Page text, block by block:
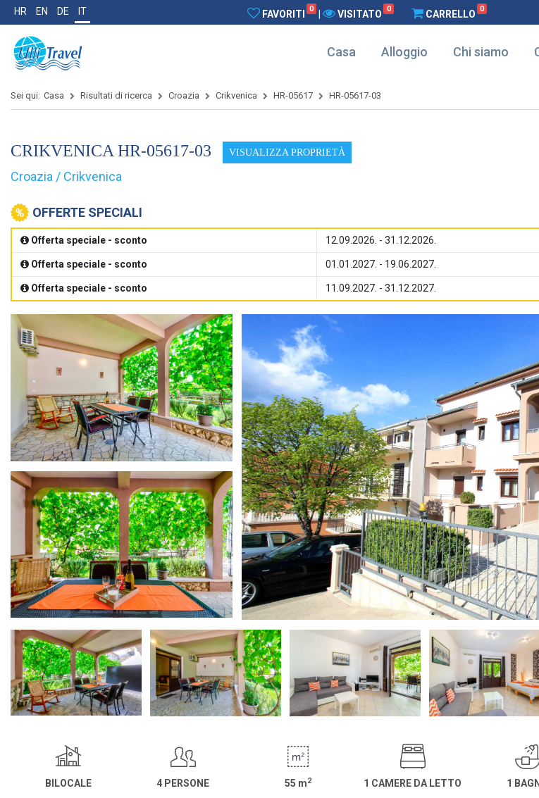
HR EN DE IT FAVORITI 0 VISITATO 0 CARRELLO 0
Casa Alloggio Chi siamo
Sei qui: Casa Risultati di ricerca Croazia Crikvenica HR-05617 HR-05617-03
CRIKVENICA HR-05617-03 VISUALIZZA PROPRIETÀ
Croazia / Crikvenica
OFFERTE SPECIALI
Offerta speciale - sconto 12.09.2026. - 31.12.2026.
Offerta speciale - sconto 01.01.2027. - 19.06.2027.
Offerta speciale - sconto 11.09.2027. - 31.12.2027.
BILOCALE 4 PERSONE 55 m2 1 CAMERE DA LETTO 1